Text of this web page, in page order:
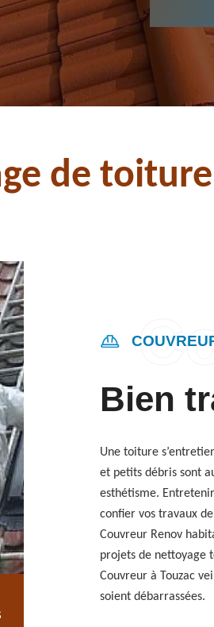
de
Bien
Une toiture
et petits débris sont
esthétisme.
confier vos travaux
Couvreur Renov
projets de nettoyage
Couvreur à Touzac
soient débarrassées.